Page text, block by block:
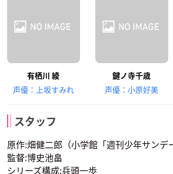
有栖川 綾
声優：上坂すみれ
鍵ノ寺千歳
声優：小原好美
スタッフ
原作:畑健二郎（小学館「週刊少年サンデ
監督:博史池畠
シリーズ構成:兵頭一歩